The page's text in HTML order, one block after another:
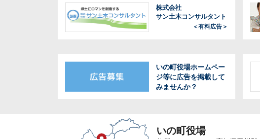
株式会社
サン土木コンサルタント
＜有料広告＞
いの町役場ホームペー
ジ等に広告を掲載して
みませんか？
いの町役場